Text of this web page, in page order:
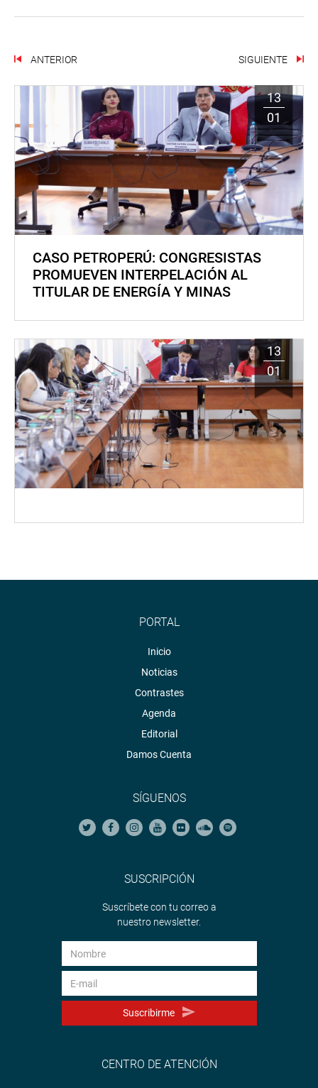
ANTERIOR SIGUIENTE
13
01
CASO PETROPERÚ: CONGRESISTAS
PROMUEVEN INTERPELACIÓN AL
TITULAR DE ENERGÍA Y MINAS
13
01
PORTAL
Inicio
Noticias
Contrastes
Agenda
Editorial
Damos Cuenta
SÍGUENOS
SUSCRIPCIÓN
Suscríbete con tu correo a
nuestro newsletter.
Suscribirme
CENTRO DE ATENCIÓN